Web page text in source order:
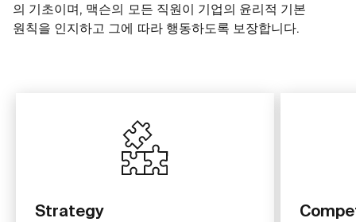
의 기초이며, 맥슨의 모든 직원이 기업의 윤리적 기본
원칙을 인지하고 그에 따라 행동하도록 보장합니다.
Strategy